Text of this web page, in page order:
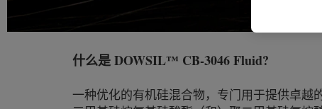
什么是DOWSIL™ CB-3046 Fluid?
一种优化的有机硅混合物，专门用于提供卓越